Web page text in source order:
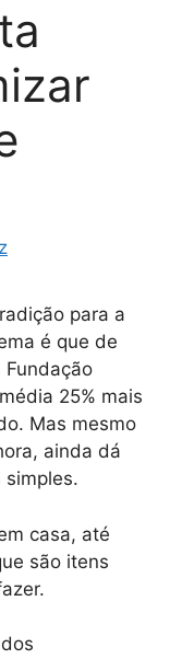
para a
é que de
25% mais
Mas mesmo
ainda dá
simples.
casa, até
são itens